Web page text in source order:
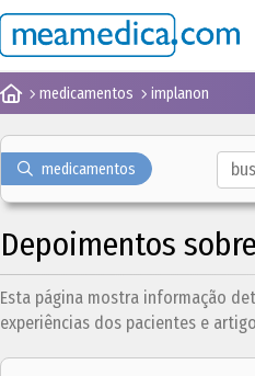
medicamentos implanon
medicamentos
Depoimentos
Esta página mostra informação
experiências dos pacientes e